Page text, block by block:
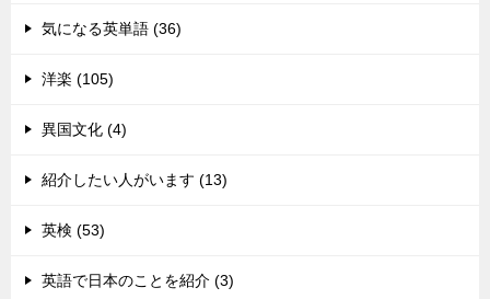
気になる英単語 (36)
洋楽 (105)
異国文化 (4)
紹介したい人がいます (13)
英検 (53)
英語で日本のことを紹介 (3)